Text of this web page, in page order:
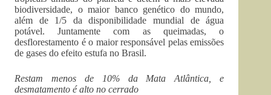
biodiversidade, o maior banco genético do mundo,
além de 1/5 da disponibilidade mundial de água
potável. Juntamente com as queimadas, o
desflorestamento é o maior responsável pelas emissões
de gases do efeito estufa no Brasil.
Restam menos de 10% da Mata Atlântica, e
desmatamento é alto no cerrado